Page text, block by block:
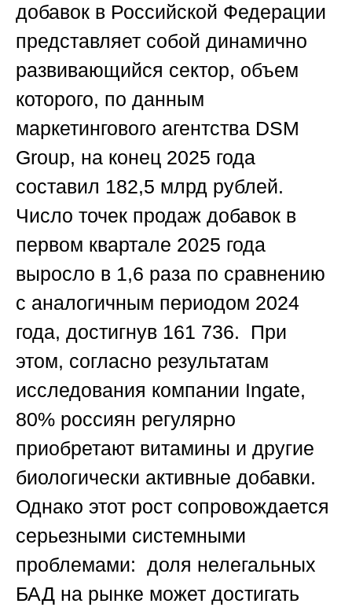
добавок в Российской Федерации
представляет собой динамично
развивающийся сектор, объем
которого, по данным
маркетингового агентства DSM
Group, на конец 2025 года
составил 182,5 млрд рублей.
Число точек продаж добавок в
первом квартале 2025 года
выросло в 1,6 раза по сравнению
с аналогичным периодом 2024
года, достигнув 161 736. При
этом, согласно результатам
исследования компании Ingate,
80% россиян регулярно
приобретают витамины и другие
биологически активные добавки.
Однако этот рост сопровождается
серьезными системными
проблемами: доля нелегальных
БАД на рынке может достигать